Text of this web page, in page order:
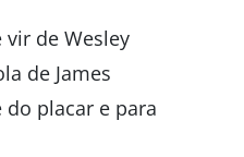
de Wesley
de James
do placar e para